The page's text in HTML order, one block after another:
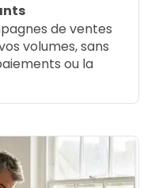
de ventes
volumes, sans
ou la